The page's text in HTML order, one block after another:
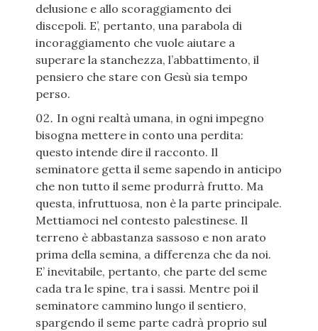
delusione e allo scoraggiamento dei
discepoli. E’, pertanto, una parabola di
incoraggiamento che vuole aiutare a
superare la stanchezza, l’abbattimento, il
pensiero che stare con Gesù sia tempo
perso.
In ogni realtà umana, in ogni impegno
bisogna mettere in conto una perdita:
questo intende dire il racconto. Il
seminatore getta il seme sapendo in anticipo
che non tutto il seme produrrà frutto. Ma
questa, infruttuosa, non è la parte principale.
Mettiamoci nel contesto palestinese. Il
terreno è abbastanza sassoso e non arato
prima della semina, a differenza che da noi.
E’ inevitabile, pertanto, che parte del seme
cada tra le spine, tra i sassi. Mentre poi il
seminatore cammino lungo il sentiero,
spargendo il seme parte cadrà proprio sul